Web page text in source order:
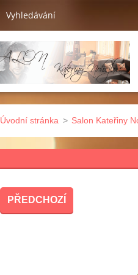
Úvodní stránka > Salon Kateřiny
PŘEDCHOZÍ